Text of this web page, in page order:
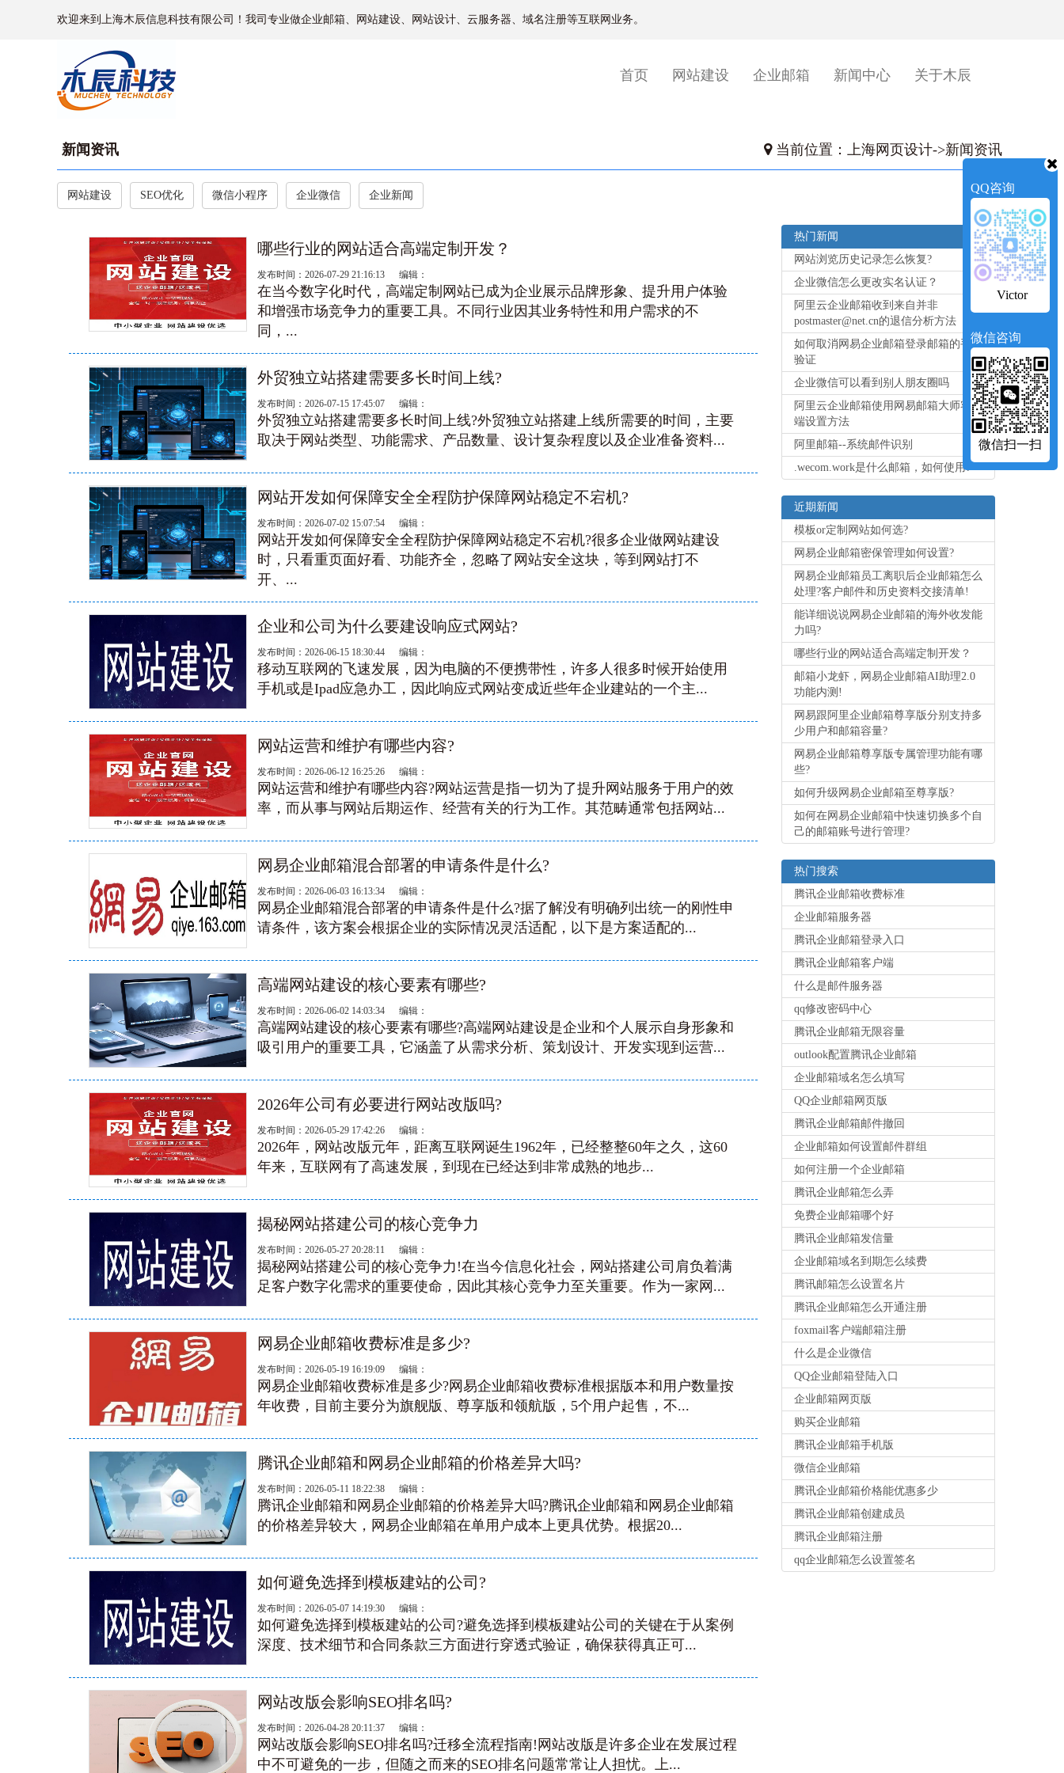
欢迎来到上海木辰信息科技有限公司！我司专业做企业邮箱、网站建设、网站设计、云服务器、域名注册等互联网业务。
首页(current)网站建设 企业邮箱 新闻中心 关于木辰
新闻资讯 当前位置： 上海网页设计->新闻资讯
网站建设 SEO优化 微信小程序 企业微信 企业新闻
哪些行业的网站适合高端定制开发？
发布时间：2026-07-29 21:16:13 编辑：
在当今数字化时代，高端定制网站已成为企业展示品牌形象、提升用户体验
和增强市场竞争力的重要工具。不同行业因其业务特性和用户需求的不
同，...
外贸独立站搭建需要多长时间上线?
发布时间：2026-07-15 17:45:07 编辑：
外贸独立站搭建需要多长时间上线?外贸独立站搭建上线所需要的时间，主要
取决于网站类型、功能需求、产品数量、设计复杂程度以及企业准备资料...
网站开发如何保障安全全程防护保障网站稳定不宕机?
发布时间：2026-07-02 15:07:54 编辑：
网站开发如何保障安全全程防护保障网站稳定不宕机?很多企业做网站建设
时，只看重页面好看、功能齐全，忽略了网站安全这块，等到网站打不
开、...
企业和公司为什么要建设响应式网站?
发布时间：2026-06-15 18:30:44 编辑：
移动互联网的飞速发展，因为电脑的不便携带性，许多人很多时候开始使用
手机或是Ipad应急办工，因此响应式网站变成近些年企业建站的一个主...
网站运营和维护有哪些内容?
发布时间：2026-06-12 16:25:26 编辑：
网站运营和维护有哪些内容?网站运营是指一切为了提升网站服务于用户的效
率，而从事与网站后期运作、经营有关的行为工作。其范畴通常包括网站...
网易企业邮箱混合部署的申请条件是什么?
发布时间：2026-06-03 16:13:34 编辑：
网易企业邮箱混合部署的申请条件是什么?据了解没有明确列出‌统一的刚性申
请条件‌，该方案会根据企业的实际情况灵活适配，以下是方案适配的...
高端网站建设的核心要素有哪些?
发布时间：2026-06-02 14:03:34 编辑：
高端网站建设的核心要素有哪些?高端网站建设是企业和个人展示自身形象和
吸引用户的重要工具，它涵盖了从需求分析、策划设计、开发实现到运营...
2026年公司有必要进行网站改版吗?
发布时间：2026-05-29 17:42:26 编辑：
2026年，网站改版元年，距离互联网诞生1962年，已经整整60年之久，这60
年来，互联网有了高速发展，到现在已经达到非常成熟的地步...
揭秘网站搭建公司的核心竞争力
发布时间：2026-05-27 20:28:11 编辑：
揭秘网站搭建公司的核心竞争力!在当今信息化社会，网站搭建公司肩负着满
足客户数字化需求的重要使命，因此其核心竞争力至关重要。作为一家网...
网易企业邮箱收费标准是多少?‌
发布时间：2026-05-19 16:19:09 编辑：
网易企业邮箱收费标准是多少?‌网易企业邮箱收费标准根据版本和用户数量按
年收费‌，目前主要分为旗舰版、尊享版和领航版，5个用户起售，不...
腾讯企业邮箱和网易企业邮箱的价格差异大吗?‌
发布时间：2026-05-11 18:22:38 编辑：
腾讯企业邮箱和网易企业邮箱的价格差异大吗?‌腾讯企业邮箱和网易企业邮箱
的价格差异较大，网易企业邮箱在单用户成本上更具优势‌。根据20...
如何避免选择到模板建站的公司?‌
发布时间：2026-05-07 14:19:30 编辑：
如何避免选择到模板建站的公司?‌避免选择到模板建站公司‌的关键在于从案例
深度、技术细节和合同条款三方面进行穿透式验证，确保获得真正可...
网站改版会影响SEO排名吗?
发布时间：2026-04-28 20:11:37 编辑：
网站改版会影响SEO排名吗?迁移全流程指南!网站改版是许多企业在发展过程
中不可避免的一步，但随之而来的SEO排名问题常常让人担忧。上...
热门新闻
网站浏览历史记录怎么恢复?
企业微信怎么更改实名认证？
阿里云企业邮箱收到来自并非
postmaster@net.cn的退信分析方法
如何取消网易企业邮箱登录邮箱的手机
验证
企业微信可以看到别人朋友圈吗
阿里云企业邮箱使用网易邮箱大师客户
端设置方法
阿里邮箱--系统邮件识别
.wecom.work是什么邮箱，如何使用?
近期新闻
模板or定制网站如何选?
网易企业邮箱密保管理如何设置?
网易企业邮箱员工离职后企业邮箱怎么
处理?客户邮件和历史资料交接清单!
能详细说说网易企业邮箱的海外收发能
力吗?
哪些行业的网站适合高端定制开发？
邮箱小龙虾，网易企业邮箱AI助理2.0
功能内测!
网易跟阿里企业邮箱尊享版分别支持多
少用户和邮箱容量?
网易企业邮箱尊享版专属管理功能有哪
些?
如何升级网易企业邮箱至尊享版?
如何在网易企业邮箱中快速切换多个自
己的邮箱账号进行管理?
热门搜索
腾讯企业邮箱收费标准
企业邮箱服务器
腾讯企业邮箱登录入口
腾讯企业邮箱客户端
什么是邮件服务器
qq修改密码中心
腾讯企业邮箱无限容量
outlook配置腾讯企业邮箱
企业邮箱域名怎么填写
QQ企业邮箱网页版
腾讯企业邮箱邮件撤回
企业邮箱如何设置邮件群组
如何注册一个企业邮箱
腾讯企业邮箱怎么弄
免费企业邮箱哪个好
腾讯企业邮箱发信量
企业邮箱域名到期怎么续费
腾讯邮箱怎么设置名片
腾讯企业邮箱怎么开通注册
foxmail客户端邮箱注册
什么是企业微信
QQ企业邮箱登陆入口
企业邮箱网页版
购买企业邮箱
腾讯企业邮箱手机版
微信企业邮箱
腾讯企业邮箱价格能优惠多少
腾讯企业邮箱创建成员
腾讯企业邮箱注册
qq企业邮箱怎么设置签名
QQ咨询
Victor
微信咨询
微信扫一扫